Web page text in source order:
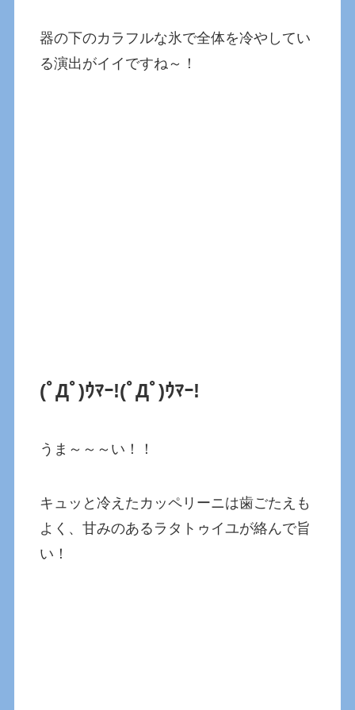
器の下のカラフルな氷で全体を冷やしてい
る演出がイイですね～！
(ﾟДﾟ)ｳﾏｰ!(ﾟДﾟ)ｳﾏｰ!
うま～～～い！！
キュッと冷えたカッペリーニは歯ごたえも
よく、甘みのあるラタトゥイユが絡んで旨
い！